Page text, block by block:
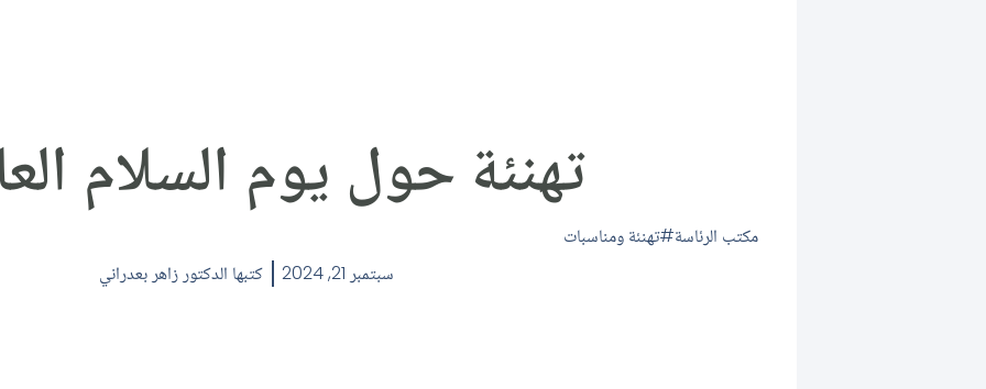
تهنئة حول يوم السلام
مكتب الرئاسة
تهنئة ومناسبات
سبتمبر 21, 2024
كتبها الدكتور زاهر بعدراني